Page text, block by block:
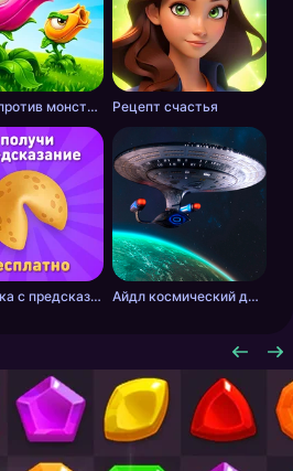
Цветы против монстров Рецепт счастья
Печенька с предсказанием Айдл космический добытчик